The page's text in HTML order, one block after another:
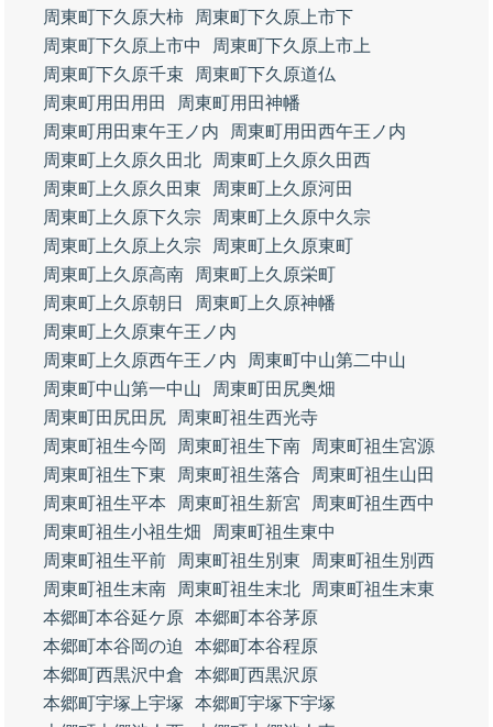
周東町下久原大柿
周東町下久原上市下
周東町下久原上市中
周東町下久原上市上
周東町下久原千束
周東町下久原道仏
周東町用田用田
周東町用田神幡
周東町用田東午王ノ内
周東町用田西午王ノ内
周東町上久原久田北
周東町上久原久田西
周東町上久原久田東
周東町上久原河田
周東町上久原下久宗
周東町上久原中久宗
周東町上久原上久宗
周東町上久原東町
周東町上久原高南
周東町上久原栄町
周東町上久原朝日
周東町上久原神幡
周東町上久原東午王ノ内
周東町上久原西午王ノ内
周東町中山第二中山
周東町中山第一中山
周東町田尻奥畑
周東町田尻田尻
周東町祖生西光寺
周東町祖生今岡
周東町祖生下南
周東町祖生宮源
周東町祖生下東
周東町祖生落合
周東町祖生山田
周東町祖生平本
周東町祖生新宮
周東町祖生西中
周東町祖生小祖生畑
周東町祖生東中
周東町祖生平前
周東町祖生別東
周東町祖生別西
周東町祖生末南
周東町祖生末北
周東町祖生末東
本郷町本谷延ケ原 本郷町本谷茅原
本郷町本谷岡の迫
本郷町本谷程原
本郷町西黒沢中倉
本郷町西黒沢原
本郷町宇塚上宇塚
本郷町宇塚下宇塚